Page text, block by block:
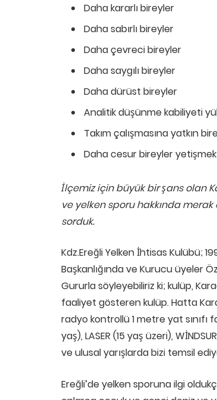
Daha kararlı bireyler
Daha sabırlı bireyler
Daha çevreci bireyler
Daha saygılı bireyler
Daha dürüst bireyler
Analitik düşünme kabiliyeti
Takım çalışmasına yatkın
Daha cesur bireyler
İlçemiz için büyük bir şans olan
ve yelken sporu hakkında
sorduk.
Kdz.Ereğli Yelken İhtisas Kulübü;
Başkanlığında ve Kurucu üyeler
Gururla söyleyebiliriz ki; kulüp,
faaliyet gösteren kulüp. Hatta
radyo kontrollü 1 metre yat sınıfı
yaş), LASER (15 yaş üzeri),
ve ulusal yarışlarda bizi temsil
Ereğli’de yelken sporuna ilgi